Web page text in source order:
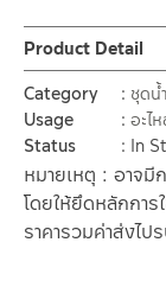
Product Detail
Category
ชุดน้
Usage
อะไ
Status
In
หมายเหตุ : อาจมี
โดยให้ยึดหลักการ
ราคารวมค่าส่งไ